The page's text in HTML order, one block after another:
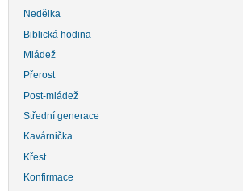
Nedělka
Biblická hodina
Mládež
Přerost
Post-mládež
Střední generace
Kavárnička
Křest
Konfirmace